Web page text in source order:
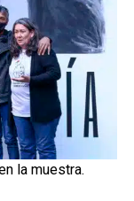
la muestra.